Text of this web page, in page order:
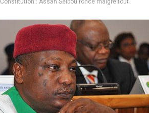
: Assan Seibou fonce malgré tout